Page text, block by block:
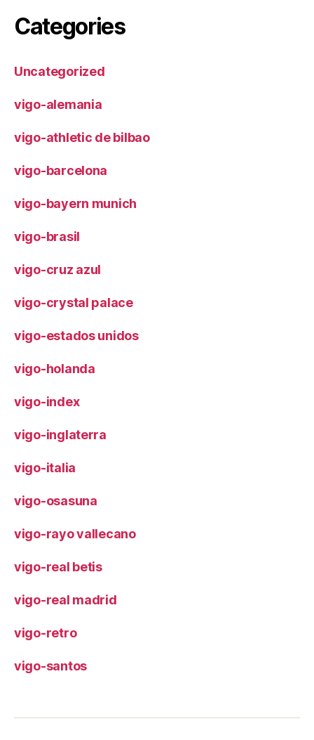
Categories
Uncategorized
vigo-alemania
vigo-athletic de bilbao
vigo-barcelona
vigo-bayern munich
vigo-brasil
vigo-cruz azul
vigo-crystal palace
vigo-estados unidos
vigo-holanda
vigo-index
vigo-inglaterra
vigo-italia
vigo-osasuna
vigo-rayo vallecano
vigo-real betis
vigo-real madrid
vigo-retro
vigo-santos